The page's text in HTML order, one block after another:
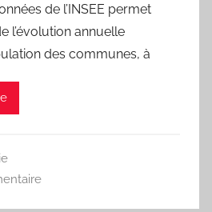
r
j
m
a
de l’INSEE permet
l’évolution annuelle
des communes, à